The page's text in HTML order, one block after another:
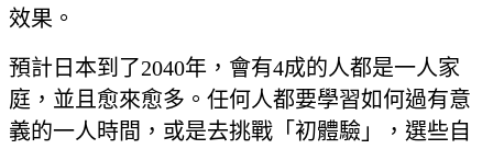
效果。
預計日本到了2040年，會有4成的人都是一人家
庭，並且愈來愈多。任何人都要學習如何過有意
義的一人時間，或是去挑戰「初體驗」，選些自